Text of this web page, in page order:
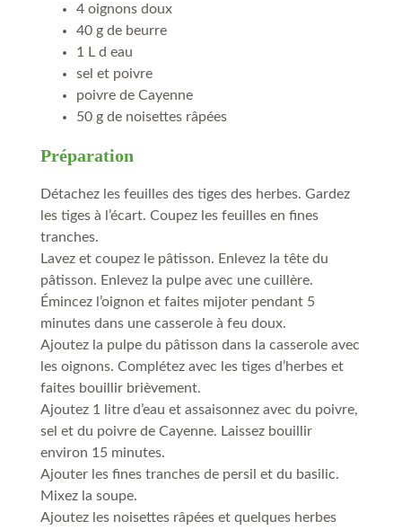
4 oignons doux
40 g de beurre
1 L d eau
sel et poivre
poivre de Cayenne
50 g de noisettes râpées
Préparation
Détachez les feuilles des tiges des herbes. Gardez
les tiges à l’écart. Coupez les feuilles en fines
tranches.
Lavez et coupez le pâtisson. Enlevez la tête du
pâtisson. Enlevez la pulpe avec une cuillère.
Émincez l’oignon et faites mijoter pendant 5
minutes dans une casserole à feu doux.
Ajoutez la pulpe du pâtisson dans la casserole avec
les oignons. Complétez avec les tiges d’herbes et
faites bouillir brièvement.
Ajoutez 1 litre d’eau et assaisonnez avec du poivre,
sel et du poivre de Cayenne. Laissez bouillir
environ 15 minutes.
Ajouter les fines tranches de persil et du basilic.
Mixez la soupe.
Ajoutez les noisettes râpées et quelques herbes